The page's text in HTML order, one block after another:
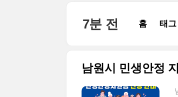
7분 전 홈 태그
남원시 민생안정